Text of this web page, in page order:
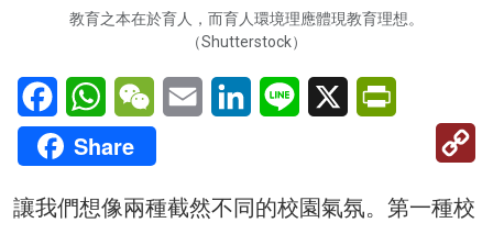
教育之本在於育人，而育人環境理應體現教育理想。
（Shutterstock）
FacebookWhatsAppWeChatEmail LinkedInLine X
Share
讓我們想像兩種截然不同的校園氣氛。第一種校